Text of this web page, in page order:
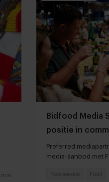
min
Bidfood Media
positie in
Preferred
media-aanbod met
Foodservice Food